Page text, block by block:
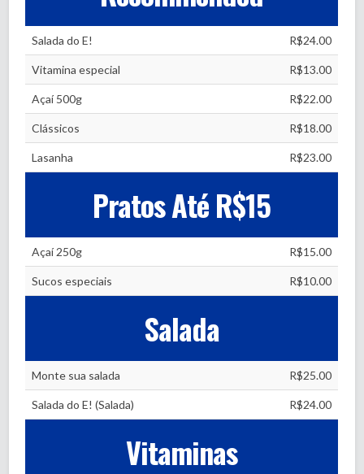
Salada do E! R$24.00
Vitamina especial R$13.00
Açaí 500g R$22.00
Clássicos R$18.00
Lasanha R$23.00
Pratos Até R$15
Açaí 250g R$15.00
Sucos especiais R$10.00
Salada
Monte sua salada R$25.00
Salada do E! (Salada) R$24.00
Vitaminas